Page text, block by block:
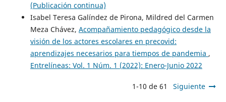
(Publicación continua)
Isabel Teresa Galíndez de Pirona, Mildred del Carmen
Meza Chávez, Acompañamiento pedagógico desde la
visión de los actores escolares en precovid:
aprendizajes necesarios para tiempos de pandemia ,
Entrelíneas: Vol. 1 Núm. 1 (2022): Enero-Junio 2022
1-10 de 61 Siguiente